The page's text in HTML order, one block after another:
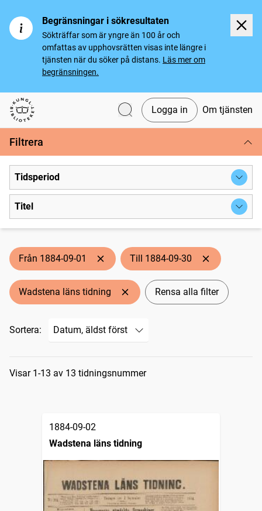
Begränsningar i sökresultaten
Sökträffar som är yngre än 100 år och
omfattas av upphovsrätten visas inte längre i
tjänsten när du söker på distans. Läs mer om
begränsningen.
Svenska tidningar
Logga in Om tjänsten
Filtrera
Tidsperiod
Titel
Från 1884-09-01 Till 1884-09-30
Wadstena läns tidning Rensa alla filter
Sortera:
Sökresultat
Visar 1-13 av 13 tidningsnummer
1884-09-02
Wadstena läns tidning